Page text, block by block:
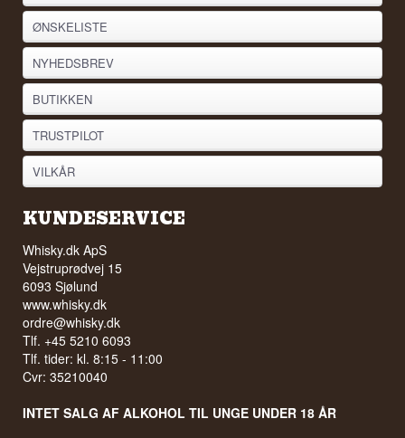
ØNSKELISTE
NYHEDSBREV
BUTIKKEN
TRUSTPILOT
VILKÅR
KUNDESERVICE
Whisky.dk ApS
Vejstruprødvej 15
6093 Sjølund
www.whisky.dk
ordre@whisky.dk
Tlf. +45 5210 6093
Tlf. tider: kl. 8:15 - 11:00
Cvr: 35210040
INTET SALG AF ALKOHOL TIL UNGE UNDER 18 ÅR